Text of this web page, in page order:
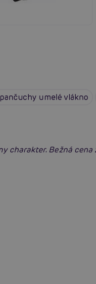
umelé vlákno
charakter. Bežná